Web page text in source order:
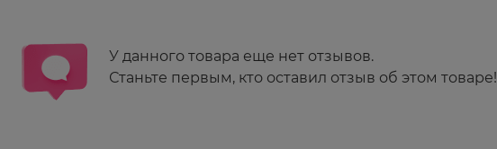
У данного товара еще нет отзывов.
Станьте первым, кто оставил отзыв об этом товаре!